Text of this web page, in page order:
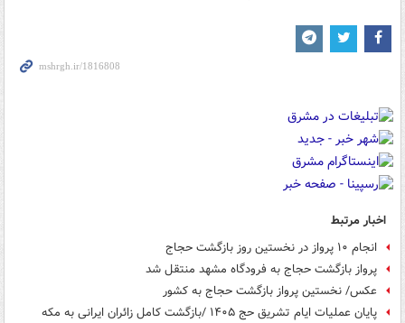
اخبار مرتبط
انجام ۱۰ پرواز در نخستین روز بازگشت حجاج
پرواز بازگشت حجاج به فرودگاه مشهد منتقل شد
عکس/ نخستین پرواز بازگشت حجاج به کشور
پایان عملیات ایام تشریق حج ۱۴۰۵ /بازگشت کامل زائران ایرانی به مکه